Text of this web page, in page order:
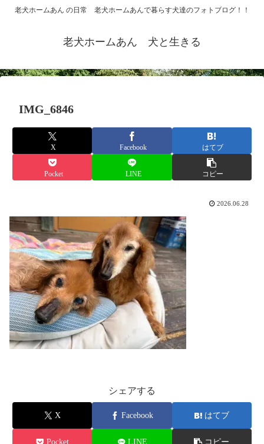
老犬ホームあん の日常 老犬ホームあんで暮らす犬達のフォトブログ！！
老犬ホームあん 犬と生きる
IMG_6846
X Facebook はてブ
Pocket LINE コピー
2026.06.28
シェアする
X Facebook はてブ
Pocket LINE コピー